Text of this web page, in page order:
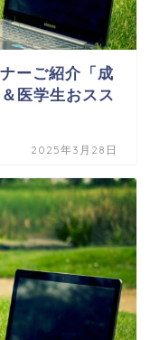
ーご紹介「成
医学生おスス
2025年3月28日